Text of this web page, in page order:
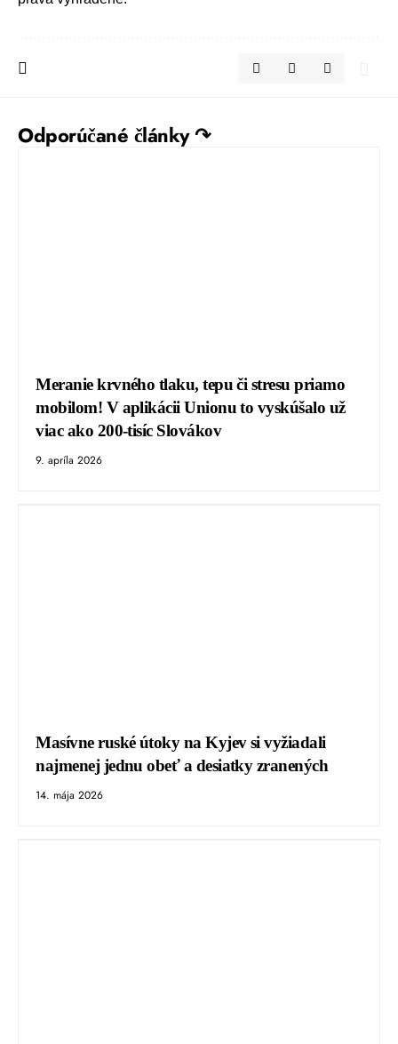
Odporúčané články ↷
Meranie krvného tlaku, tepu či stresu priamo
mobilom! V aplikácii Unionu to vyskúšalo už
viac ako 200-tisíc Slovákov
9. apríla 2026
Masívne ruské útoky na Kyjev si vyžiadali
najmenej jednu obeť a desiatky zranených
14. mája 2026